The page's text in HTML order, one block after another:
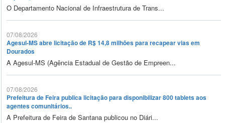
O Departamento Nacional de Infraestrutura de Trans...
07/08/2026
Agesul-MS abre licitação de R$ 14,8 milhões para recapear vias em
Dourados
A Agesul-MS (Agência Estadual de Gestão de Empreen...
07/08/2026
Prefeitura de Feira publica licitação para disponibilizar 800 tablets aos
agentes comunitários..
A Prefeitura de Feira de Santana publicou no Diári...